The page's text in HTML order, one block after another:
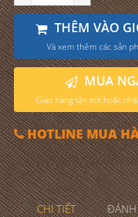
THÊM VÀO
Và xem thêm các sản
MUA
Giao hàng tận nơi hoặc
HOTLINE MUA
CHI TIẾT